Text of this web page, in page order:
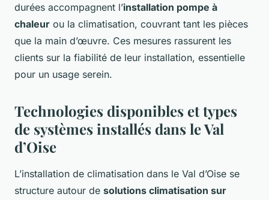
durées accompagnent l’installation pompe à
chaleur ou la climatisation, couvrant tant les pièces
que la main d’œuvre. Ces mesures rassurent les
clients sur la fiabilité de leur installation, essentielle
pour un usage serein.
Technologies disponibles et types
de systèmes installés dans le Val
d’Oise
L’installation de climatisation dans le Val d’Oise se
structure autour de solutions climatisation sur